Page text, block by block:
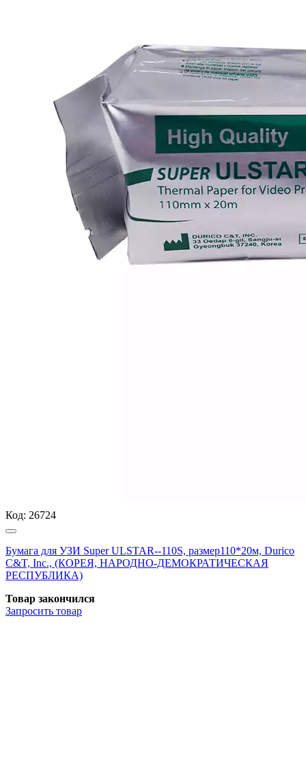
Код: 26724
Бумага для УЗИ Super ULSTAR--110S, размер110*20м, Durico
C&T, Inc., (КОРЕЯ, НАРОДНО-ДЕМОКРАТИЧЕСКАЯ
РЕСПУБЛИКА)
Товар закончился
Запросить товар